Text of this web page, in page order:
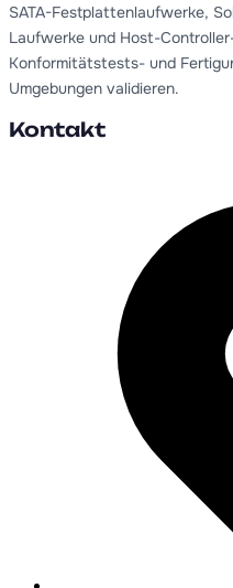
SATA-Festplattenlaufwerke,
Laufwerke und Host-
Konformitätstests- und
Umgebungen validieren.
Kontakt